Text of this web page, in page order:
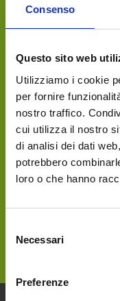
Consenso
Questo sito web
Utilizziamo i cookie
per fornire
nostro traffico.
cui utilizza il nostro
di analisi dei dati
potrebbero
loro o che hanno
delNecessari
Preferenze
APERITIVI
un tavolino
tagliere, un
SCEGLI AL
della settimana
ATTIVITA’
17.30